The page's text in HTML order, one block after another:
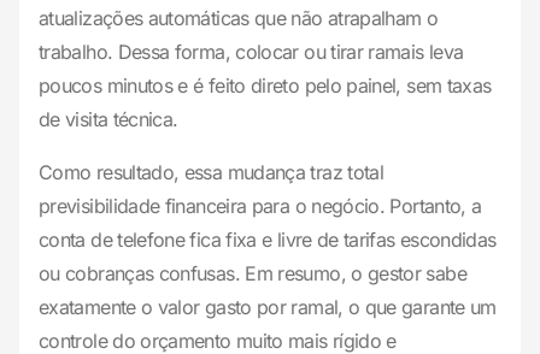
atualizações automáticas que não atrapalham o
trabalho. Dessa forma, colocar ou tirar ramais leva
poucos minutos e é feito direto pelo painel, sem taxas
de visita técnica.
Como resultado, essa mudança traz total
previsibilidade financeira para o negócio. Portanto, a
conta de telefone fica fixa e livre de tarifas escondidas
ou cobranças confusas. Em resumo, o gestor sabe
exatamente o valor gasto por ramal, o que garante um
controle do orçamento muito mais rígido e